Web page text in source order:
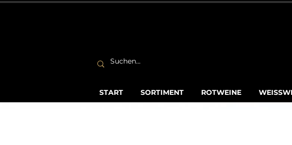
START SORTIMENT ROTWEINE